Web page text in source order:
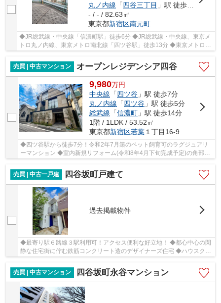
丸ノ内線 「四谷三丁目 」駅 徒歩14分
- / - / 82.63㎡
東京都新宿区南元町
◆JR総武線・中央線「信濃町駅」徒歩6分 ◆JR総武線・中央線、東京メ
トロ丸ノ内線、東京メトロ南北線「四ツ谷駅」徒歩13分 ◆東京メトロ丸
売買 | 中古マンション
オープンレジデンシア四谷
9,980万円
中央線 「四ツ谷 」駅 徒歩7分
丸ノ内線 「四ツ谷 」駅 徒歩5分
総武線 「信濃町 」駅 徒歩14分
1階 / 1LDK / 53.52㎡
東京都新宿区若葉 １丁目16-9
◆四ツ谷駅から徒歩7分！令和2年7月築のペット飼育可のラグジュアリ
ーマンション ◆室内新規リフォーム(令和8年4月下旬完成予定)の角部屋
１LDK ◆14平米越えのテラス付き！
売買 | 中古一戸建
四谷坂町戸建て
過去掲載物件
◆最寄り駅６路線３駅利用可！アクセス便利な好立地！ ◆都心中心の閑
静な住宅街に佇む鉄筋コンクリート造のデザイナーズ住宅 ◆ハウスクリ
ーニング実施済み（令和6年7月完了）
売買 | 中古マンション
四谷坂町永谷マンション